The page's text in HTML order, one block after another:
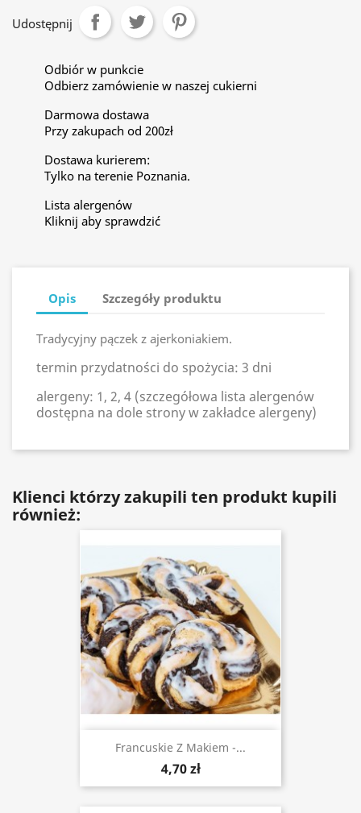
Udostępnij
Odbiór w punkcie
Odbierz zamówienie w naszej cukierni
Darmowa dostawa
Przy zakupach od 200zł
Dostawa kurierem:
Tylko na terenie Poznania.
Lista alergenów
Kliknij aby sprawdzić
Opis Szczegóły produktu
Tradycyjny pączek z ajerkoniakiem.
termin przydatności do spożycia: 3 dni
alergeny: 1, 2, 4 (szczegółowa lista alergenów
dostępna na dole strony w zakładce alergeny)
Klienci którzy zakupili ten produkt kupili
również:
Francuskie Z Makiem -...
4,70 zł